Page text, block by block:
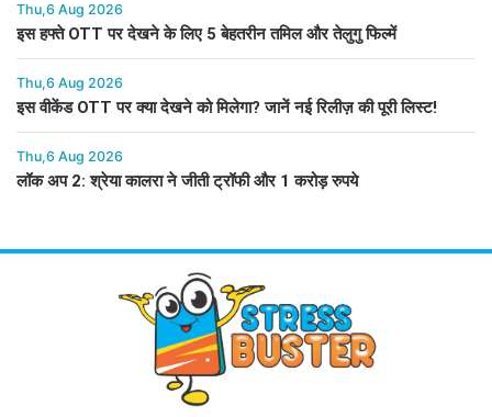
Thu,6 Aug 2026
इस हफ्ते OTT पर देखने के लिए 5 बेहतरीन तमिल और तेलुगु फिल्में
Thu,6 Aug 2026
इस वीकेंड OTT पर क्या देखने को मिलेगा? जानें नई रिलीज़ की पूरी लिस्ट!
Thu,6 Aug 2026
लॉक अप 2: श्रेया कालरा ने जीती ट्रॉफी और 1 करोड़ रुपये